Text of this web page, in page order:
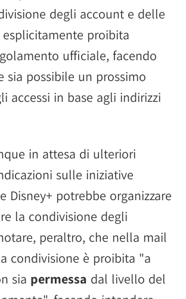
degli account e delle
esplicitamente proibita
ufficiale, facendo
sia possibile un prossimo
accessi in base agli indirizzi
in attesa di ulteriori
sulle iniziative
Disney+ potrebbe organizzare
la condivisione degli
peraltro, che nella mail
condivisione è proibita "a
sia permessa dal livello del